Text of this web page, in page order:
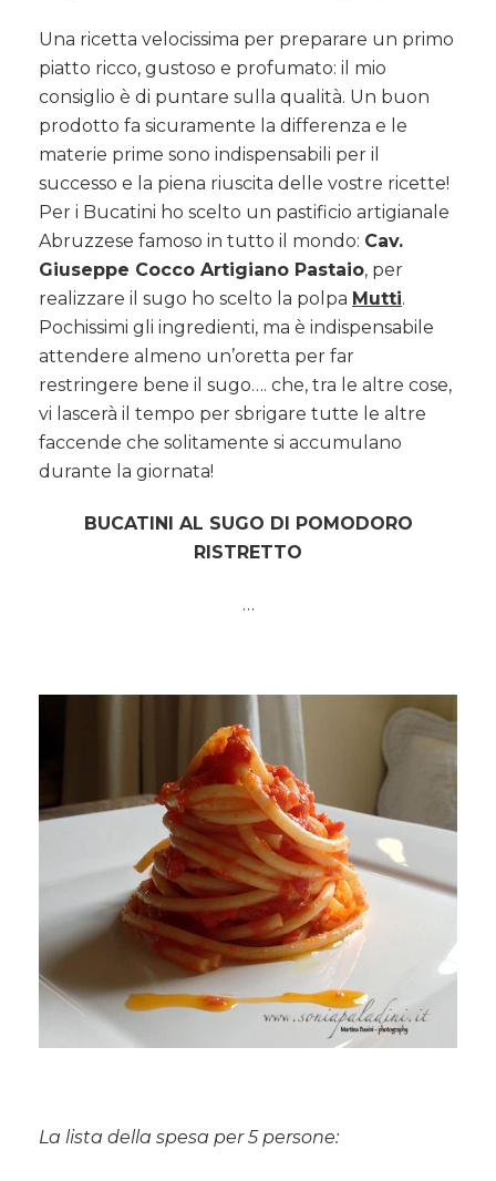
Una ricetta velocissima per preparare un primo
piatto ricco, gustoso e profumato: il mio
consiglio è di puntare sulla qualità. Un buon
prodotto fa sicuramente la differenza e le
materie prime sono indispensabili per il
successo e la piena riuscita delle vostre ricette!
Per i Bucatini ho scelto un pastificio artigianale
Abruzzese famoso in tutto il mondo: Cav.
Giuseppe Cocco Artigiano Pastaio, per
realizzare il sugo ho scelto la polpa Mutti.
Pochissimi gli ingredienti, ma è indispensabile
attendere almeno un’oretta per far
restringere bene il sugo…. che, tra le altre cose,
vi lascerà il tempo per sbrigare tutte le altre
faccende che solitamente si accumulano
durante la giornata!
BUCATINI AL SUGO DI POMODORO
RISTRETTO
…
La lista della spesa per 5 persone: